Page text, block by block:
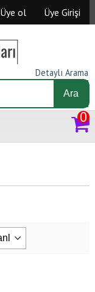
Üye ol Üye Girişi
Ara
Detaylı Arama
0